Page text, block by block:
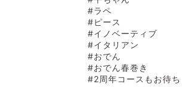
#ラペ
#ピース
#イノベーティブ
#イタリアン
#おでん
#おでん春巻き
#2周年コースもお待